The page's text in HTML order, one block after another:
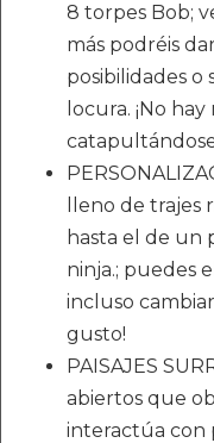
8 torpes Bob;
más podréis
posibilidades
locura. ¡No
lleno de trajes
hasta el de un
ninja.; puedes
incluso
gusto!
PAISAJES
abiertos que
interactúa con